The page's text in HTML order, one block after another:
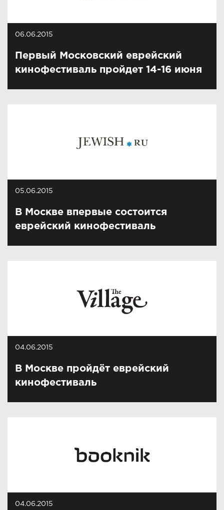
06.06.2015
Первый Московский еврейский
кинофестиваль пройдет 14-16 июня
05.06.2015
В Москве впервые состоится
еврейский кинофестиваль
04.06.2015
В Москве пройдёт еврейский
кинофестиваль
04.06.2015